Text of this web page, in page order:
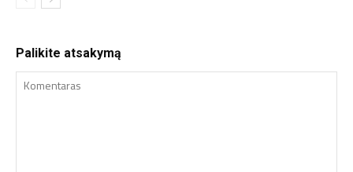
Palikite atsakymą